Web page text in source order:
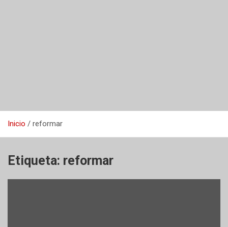
Inicio reformar
Etiqueta: reformar